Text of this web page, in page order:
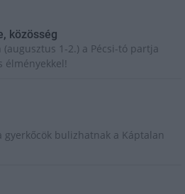
közösség
1-2.) a Pécsi-tó partja
élményekkel!
gyerkőcök bulizhatnak a Káptalan